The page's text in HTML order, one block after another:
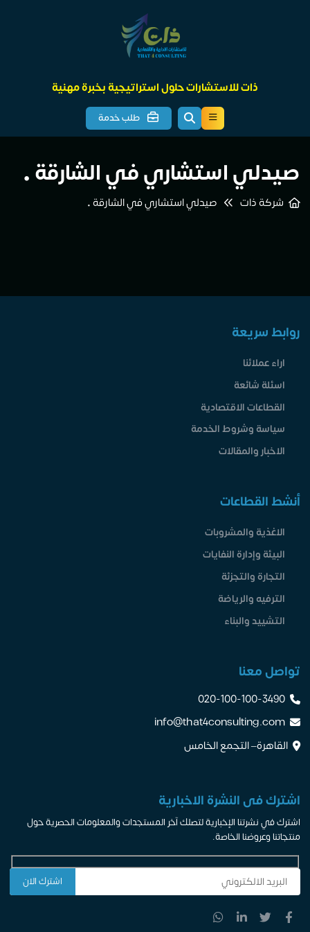
ذات للاستشارات حلول استراتيجية بخبرة مهنية
طلب خدمة
صيدلي استشاري في الشارقة •
شركة ذات صيدلي استشاري في الشارقة •
روابط سريعة
اراء عملائنا
اسئلة شائعة
القطاعات الاقتصادية
سياسة وشروط الخدمة
الاخبار والمقالات
أنشط القطاعات
الاغذية والمشروبات
البيئة وإدارة النفايات
التجارة والتجزئة
الترفيه والرياضة
التشييد والبناء
تواصل معنا
020-100-100-3490
info@that4consulting.com
القاهرة– التجمع الخامس
اشترك فى النشرة الاخبارية
اشترك في نشرتنا الإخبارية لتصلك آخر المستجدات والمعلومات الحصرية حول
منتجاتنا وعروضنا الخاصة.